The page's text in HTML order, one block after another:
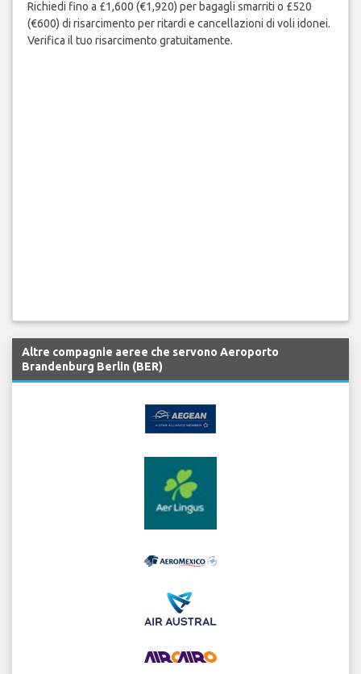
Richiedi fino a £1,600 (€1,920) per bagagli smarriti o £520
(€600) di risarcimento per ritardi e cancellazioni di voli idonei.
Verifica il tuo risarcimento gratuitamente.
Altre compagnie aeree che servono Aeroporto
Brandenburg Berlin (BER)